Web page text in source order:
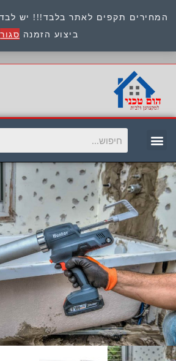
המחירים תקפים לאתר בלבד!!! יש
ביצוע הזמנה סגור
8945722